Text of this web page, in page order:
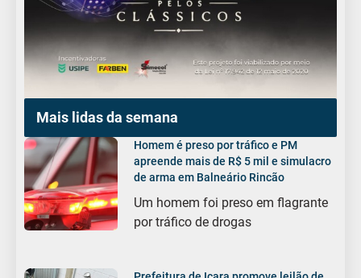
Mais lidas da semana
Homem é preso por tráfico e PM
apreende mais de R$ 5 mil e simulacro
de arma em Balneário Rincão
Um homem foi preso em flagrante
por tráfico de drogas